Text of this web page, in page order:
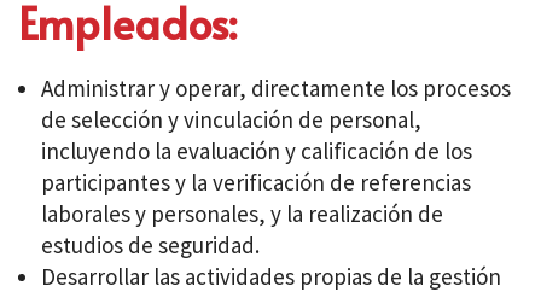
Empleados:
Administrar y operar, directamente los procesos
de selección y vinculación de personal,
incluyendo la evaluación y calificación de los
participantes y la verificación de referencias
laborales y personales, y la realización de
estudios de seguridad.
Desarrollar las actividades propias de la gestión